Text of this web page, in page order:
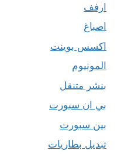
ارفف
اصباغ
اكسس بوينت
المونيوم
بنشر متنقل
بي ان سبورت
بين سبورت
تبديل بطاريات